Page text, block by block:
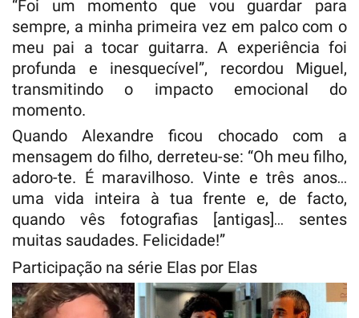
“Foi um momento que vou guardar para
sempre, a minha primeira vez em palco com o
meu pai a tocar guitarra. A experiência foi
profunda e inesquecível”, recordou Miguel,
transmitindo o impacto emocional do
momento.
Quando Alexandre ficou chocado com a
mensagem do filho, derreteu-se: “Oh meu filho,
adoro-te. É maravilhoso. Vinte e três anos…
uma vida inteira à tua frente e, de facto,
quando vês fotografias [antigas]… sentes
muitas saudades. Felicidade!”
Participação na série Elas por Elas